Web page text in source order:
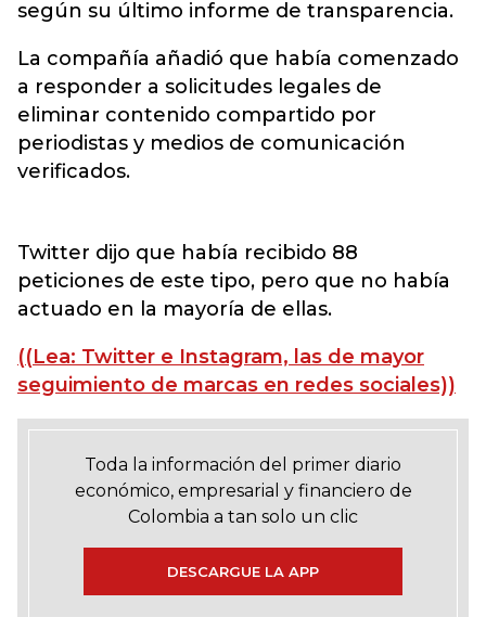
según su último informe de transparencia.
La compañía añadió que había comenzado
a responder a solicitudes legales de
eliminar contenido compartido por
periodistas y medios de comunicación
verificados.
Twitter dijo que había recibido 88
peticiones de este tipo, pero que no había
actuado en la mayoría de ellas.
((Lea: Twitter e Instagram, las de mayor
seguimiento de marcas en redes sociales))
Toda la información del primer diario
económico, empresarial y financiero de
Colombia a tan solo un clic
DESCARGUE LA APP